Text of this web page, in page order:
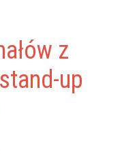
z
up